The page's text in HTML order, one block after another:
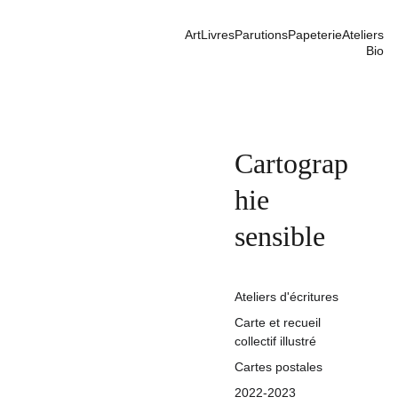
ArtLivresParutionsPapeterieAteliers
Bio
Cartograp
hie
sensible
Ateliers d'écritures
Carte et recueil
collectif illustré
Cartes postales
2022-2023